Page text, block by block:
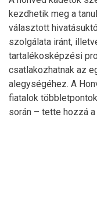
kezdhetik meg a
választott
szolgálata iránt,
tartalékosképzési
csatlakozhatnak az
alegységéhez. A
fiatalok
során – tette hozzá